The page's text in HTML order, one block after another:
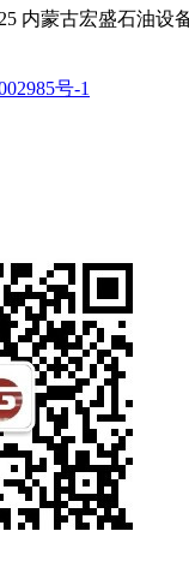
内蒙古宏盛石油设
号-1